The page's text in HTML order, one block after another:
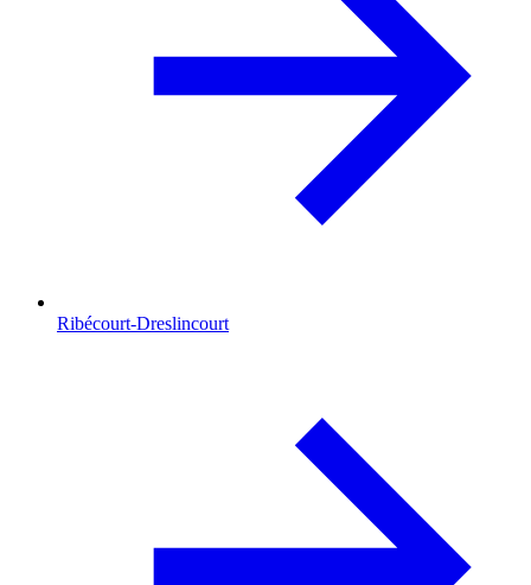
Ribécourt-Dreslincourt